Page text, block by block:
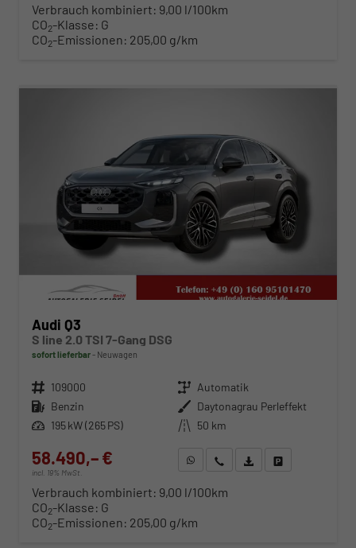
Verbrauch kombiniert: 9,00 l/100km
CO2-Klasse: G
CO2-Emissionen: 205,00 g/km
Audi Q3
S line 2.0 TSI 7-Gang DSG
sofort lieferbar Neuwagen
Fahrzeugnr. 109000 Getriebe Automatik
Kraftstoff Benzin Außenfarbe Daytonagrau Perleffekt
Leistung 195 kW (265 PS) Kilometerstand 50 km
58.490,– €
incl. 19% MwSt.
WhatsApp anfragen
Wir rufen Sie anFahrzeugexposé (PDF)
Verbrauch kombiniert: 9,00 l/100km
CO2-Klasse: G
CO2-Emissionen: 205,00 g/km